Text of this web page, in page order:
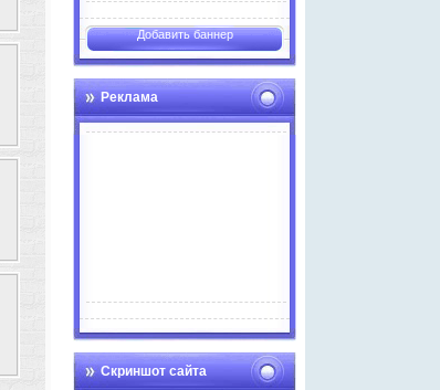
Добавить баннер
Реклама
Скриншот сайта